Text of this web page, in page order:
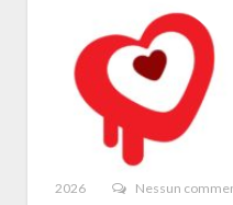
2026 Nessun